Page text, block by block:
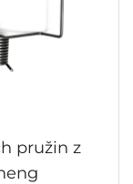
pružin z